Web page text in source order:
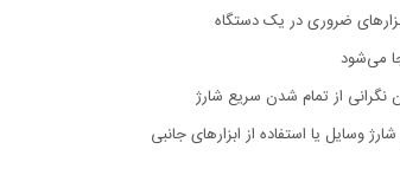
ضروری در یک دستگاه
می‌شود
نگرانی از تمام شدن سریع شارژ
وسایل یا استفاده از ابزارهای جانبی